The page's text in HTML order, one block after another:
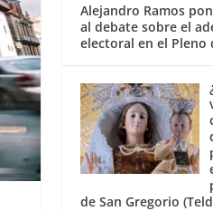
Alejandro Ramos
al debate sobre el
electoral en el Pleno
de San Gregorio